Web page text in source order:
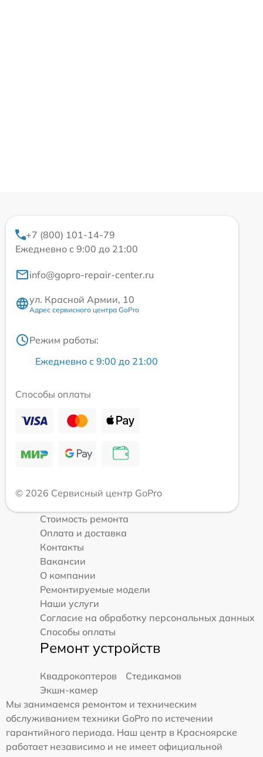
+7 (800) 101-14-79
Ежедневно с 9:00 до 21:00
info@gopro-repair-center.ru
ул. Красной Армии, 10
Адрес сервисного центра GoPro
Режим работы:
Ежедневно с 9:00 до 21:00
Способы оплаты
© 2026 Сервисный центр GoPro
Стоимость ремонта
Оплата и доставка
Контакты
Вакансии
О компании
Ремонтируемые модели
Наши услуги
Согласие на обработку персональных данных
Способы оплаты
Ремонт устройств
Квадрокоптеров
Стедикамов
Экшн-камер
Мы занимаемся ремонтом и техническим
обслуживанием техники GoPro по истечении
гарантийного периода. Наш центр в Красноярске
работает независимо и не имеет официальной